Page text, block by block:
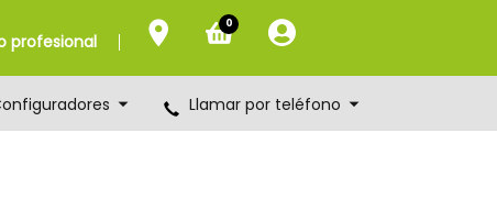
profesional
0
Llamar por teléfono